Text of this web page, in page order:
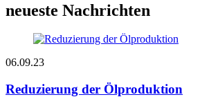
neueste Nachrichten
06.09.23
Reduzierung der Ölproduktion